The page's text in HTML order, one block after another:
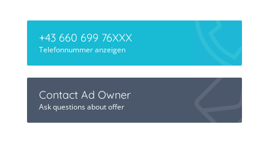
+43 660 699 76XXX
Telefonnummer anzeigen
Contact Ad Owner
Ask questions about offer